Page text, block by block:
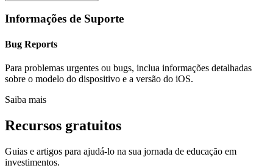
Informações de Suporte
Bug Reports
Para problemas urgentes ou bugs, inclua informações detalhadas
sobre o modelo do dispositivo e a versão do iOS.
Saiba mais
Recursos gratuitos
Guias e artigos para ajudá-lo na sua jornada de educação em
investimentos.